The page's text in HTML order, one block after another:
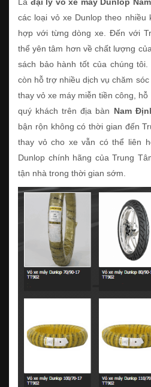
các loại vỏ xe Dunlop theo nhiều
hợp với từng dòng xe. Đến với
thể yên tâm hơn về chất lượng
sách bảo hành tốt của chúng
còn hỗ trợ nhiều dịch vụ chăm
thay vỏ xe máy miễn tiền công,
quý khách trên địa bàn Nam
bận rộn không có thời gian đến
thay vỏ cho xe vẫn có thể liên
Dunlop chính hãng của Trung
tận nhà trong thời gian sớm.